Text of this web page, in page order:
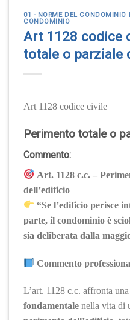
01 - NORME DEL CONDOMINIO
CONDOMINIO
Art 1128 codice
totale o parziale
Art 1128 codice civile
Perimento totale o
Commento:
Art. 1128 c.c. –
dell’edificio
“Se l’edificio perisce
parte, il condominio è
sia deliberata dalla
Commento
L’art. 1128 c.c. affronta una
fondamentale nella vita di